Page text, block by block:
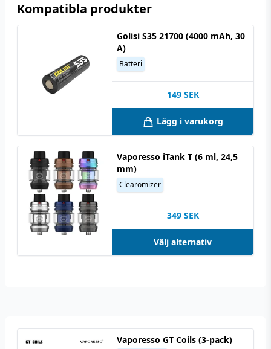
Kompatibla produkter
Golisi S35 21700 (4000 mAh, 30
A)
Batteri
149 SEK
Lägg i varukorg
Vaporesso iTank T (6 ml, 24,5
mm)
Clearomizer
349 SEK
Välj alternativ
Vaporesso GT Coils (3-pack)